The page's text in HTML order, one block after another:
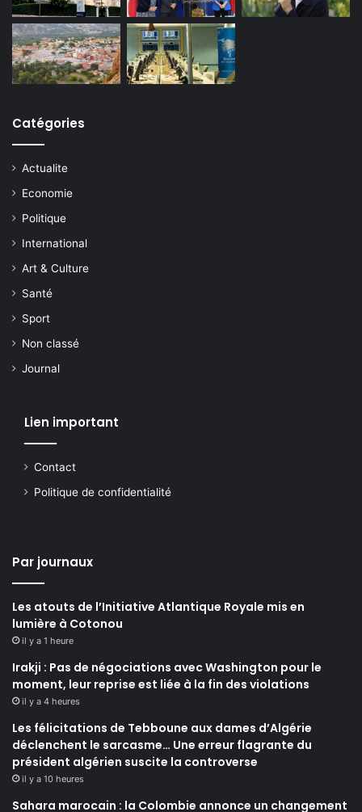
Catégories
Actualite
Economie
Politique
International
Art & Culture
Santé
Sport
Non classé
Journal
Lien important
Contact
Politique de confidentialité
Par journaux
Les atouts de l’Initiative Atlantique Royale mis en
lumière à Cotonou
il y a 1 heure
Irakji : Pas de négociations avec Washington pour le
moment, leur reprise est liée à la fin des violations
il y a 4 heures
Les félicitations de Tebboune aux dames d’Algérie
déclenchent le sarcasme… Une erreur flagrante du
président algérien suscite la controverse
il y a 10 heures
Sahara marocain : la Colombie annonce un changement